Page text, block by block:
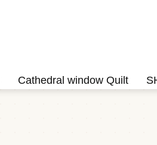
Cathedral window Quilt